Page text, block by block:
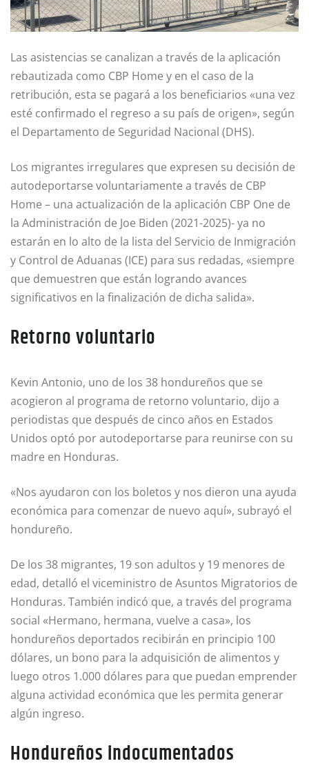
Las asistencias se canalizan a través de la aplicación
rebautizada como CBP Home y en el caso de la
retribución, esta se pagará a los beneficiarios «una vez
esté confirmado el regreso a su país de origen», según
el Departamento de Seguridad Nacional (DHS).
Los migrantes irregulares que expresen su decisión de
autodeportarse voluntariamente a través de CBP
Home – una actualización de la aplicación CBP One de
la Administración de Joe Biden (2021-2025)- ya no
estarán en lo alto de la lista del Servicio de Inmigración
y Control de Aduanas (ICE) para sus redadas, «siempre
que demuestren que están logrando avances
significativos en la finalización de dicha salida».
Retorno voluntario
Kevin Antonio, uno de los 38 hondureños que se
acogieron al programa de retorno voluntario, dijo a
periodistas que después de cinco años en Estados
Unidos optó por autodeportarse para reunirse con su
madre en Honduras.
«Nos ayudaron con los boletos y nos dieron una ayuda
económica para comenzar de nuevo aquí», subrayó el
hondureño.
De los 38 migrantes, 19 son adultos y 19 menores de
edad, detalló el viceministro de Asuntos Migratorios de
Honduras. También indicó que, a través del programa
social «Hermano, hermana, vuelve a casa», los
hondureños deportados recibirán en principio 100
dólares, un bono para la adquisición de alimentos y
luego otros 1.000 dólares para que puedan emprender
alguna actividad económica que les permita generar
algún ingreso.
Hondureños indocumentados